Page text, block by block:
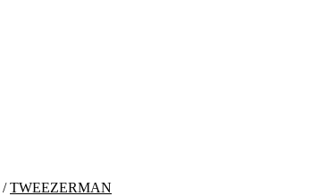
/ TWEEZERMAN